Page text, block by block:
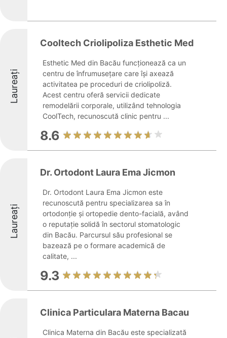
Laureați
Cooltech Criolipoliza Esthetic Med
Esthetic Med din Bacău funcționează ca un
centru de înfrumusețare care își axează
activitatea pe proceduri de criolipoliză.
Acest centru oferă servicii dedicate
remodelării corporale, utilizând tehnologia
CoolTech, recunoscută clinic pentru ...
8.6
Laureați
Dr. Ortodont Laura Ema Jicmon
Dr. Ortodont Laura Ema Jicmon este
recunoscută pentru specializarea sa în
ortodonție și ortopedie dento-facială, având
o reputație solidă în sectorul stomatologic
din Bacău. Parcursul său profesional se
bazează pe o formare academică de
calitate, ...
9.3
Clinica Particulara Materna Bacau
Clinica Materna din Bacău este specializată